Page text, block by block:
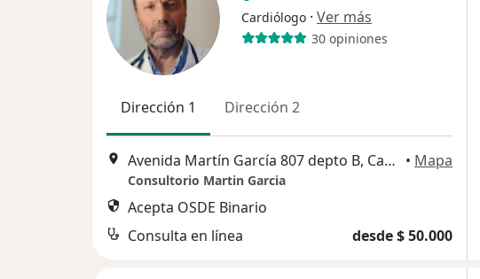
Cardiólogo · Ver más
30 opiniones
Dirección 1 Dirección 2
Avenida Martín García 807 depto B, Capital Federal • Mapa
Consultorio Martin Garcia
Acepta OSDE Binario
Consulta en línea
desde $ 50.000